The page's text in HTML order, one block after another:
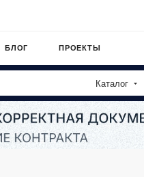
БЛОГ ПРОЕКТЫ
Каталог